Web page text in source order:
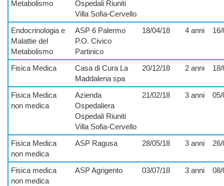
Metabolismo
Ospedali Riuniti
Villa Sofia-Cervello
Endocrinologia e
Malattie del
Metabolismo
ASP 6 Palermo
P.O. Civico
Partinico
18/04/18 4 anni
Fisica Medica
Casa di Cura La
Maddalena spa
20/12/18 2 anni
Fisica Medica
non medica
Azienda
Ospedaliera
Ospedali Riuniti
Villa Sofia-Cervello
21/02/18 3 anni 05/
Fisica Medica
non medica
ASP Ragusa 28/05/18 3 anni 26/
Fisica medica
non medica
ASP Agrigento 03/07/18 3 anni 08/